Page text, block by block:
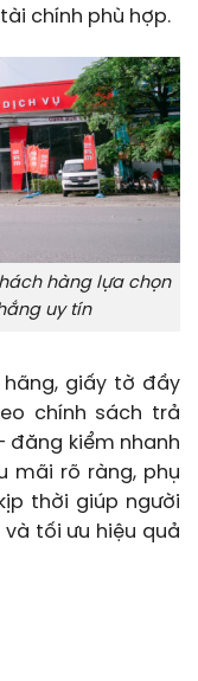
chính phù hợp.
hàng lựa chọn
uy tín
hãng, giấy tờ đầy
chính sách trả
đăng kiểm nhanh
mãi rõ ràng, phụ
thời giúp người
tối ưu hiệu quả